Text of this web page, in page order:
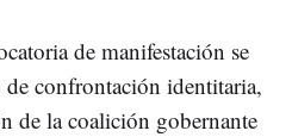
de manifestación se
de confrontación identitaria,
de la coalición gobernante